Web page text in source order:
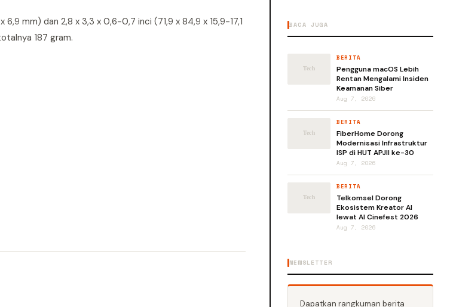
mm) dan 2,8 x 3,3 x 0,6-0,7 inci (71,9 x 84,9 x 15,9-17,1
187 gram.
BACA JUGA
BERITA
Pengguna macOS Lebih
Rentan Mengalami Insiden
Keamanan Siber
Aug 7, 2026
BERITA
FiberHome Dorong
Modernisasi Infrastruktur
ISP di HUT APJII ke-30
Aug 7, 2026
BERITA
Telkomsel Dorong
Ekosistem Kreator AI
lewat AI Cinefest 2026
Aug 7, 2026
NEWSLETTER
Dapatkan rangkuman berita